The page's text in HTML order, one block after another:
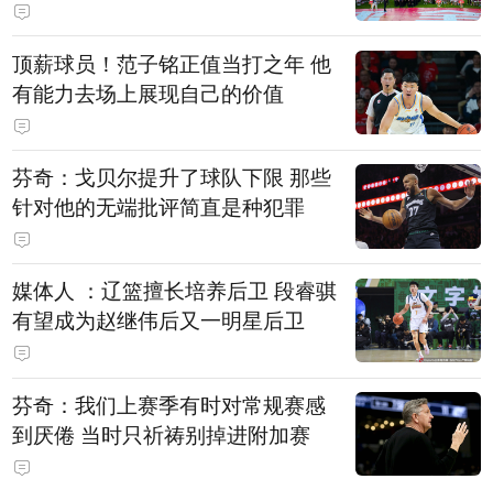
顶薪球员！范子铭正值当打之年 他
有能力去场上展现自己的价值
芬奇：戈贝尔提升了球队下限 那些
针对他的无端批评简直是种犯罪
媒体人 ：辽篮擅长培养后卫 段睿骐
有望成为赵继伟后又一明星后卫
芬奇：我们上赛季有时对常规赛感
到厌倦 当时只祈祷别掉进附加赛